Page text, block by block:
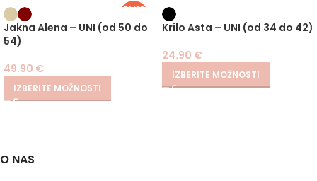
PLUS
Jakna Alena – UNI (od 50 do
54)
49.90 €
IZBERITE MOŽNOSTI
Krilo Asta – UNI (od 34 do 42)
24.90 €
IZBERITE MOŽNOSTI
O NAS